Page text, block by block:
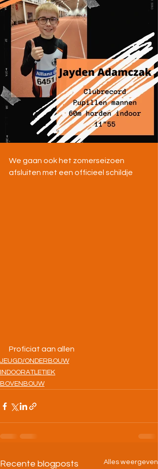
We gaan ook het zomerseizoen
afsluiten met een officieel schildje
Proficiat aan allen
JEUGD/ONDERBOUW
INDOORATLETIEK
BOVENBOUW
Recente blogposts Alles weergeven